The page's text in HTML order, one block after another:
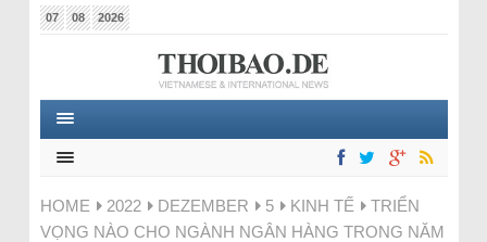
07 08 2026
HOME 2022 DEZEMBER 5 KINH TẾ
TRIỂN
VỌNG NÀO CHO NGÀNH NGÂN HÀNG TRONG NĂM